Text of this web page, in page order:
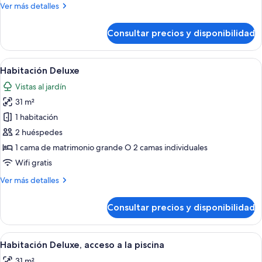
Ver más detalles
Más
familiar
(Premier)
Consultar precios y disponibilidad
Abrir
todas
las
fotos
de
Habitación
Deluxe
Habitación de hotel con dos camas
7
Habitación Deluxe
Vistas al jardín
31 m²
1 habitación
2 huéspedes
1 cama de matrimonio grande O 2 camas individuales
Wifi gratis
Ver más detalles
Más
Deluxe
Consultar precios y disponibilidad
Abrir
todas
Habitación de hotel moderna con
7
Habitación Deluxe, acceso a la piscina